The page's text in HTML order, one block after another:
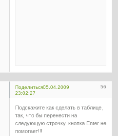
Поделиться 56
05.04.2009
23:02:27
Подскажите как сделать в таблице,
так, что бы перенести на
следующую строчку. кнопка Enter не
помогает!!!